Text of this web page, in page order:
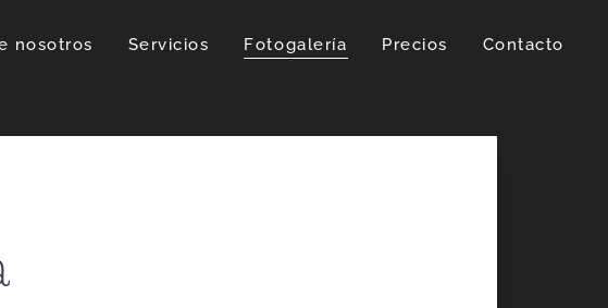
nosotros Servicios Fotogalería Precios Contacto